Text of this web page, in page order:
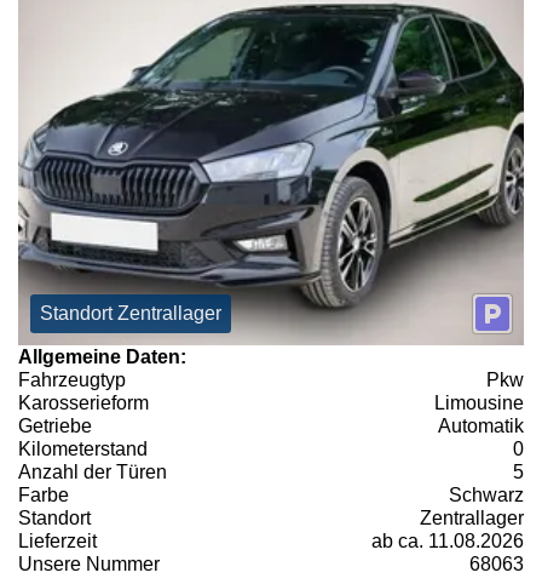
Standort Zentrallager
Allgemeine Daten:
Fahrzeugtyp
Pkw
Karosserieform
Limousine
Getriebe
Automatik
Kilometerstand
0
Anzahl der Türen
5
Farbe
Schwarz
Standort
Zentrallager
Lieferzeit
ab ca. 11.08.2026
Unsere Nummer
68063